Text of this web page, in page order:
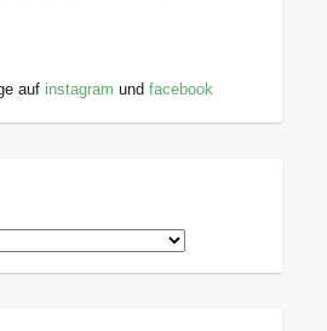
auf instagram undfacebook